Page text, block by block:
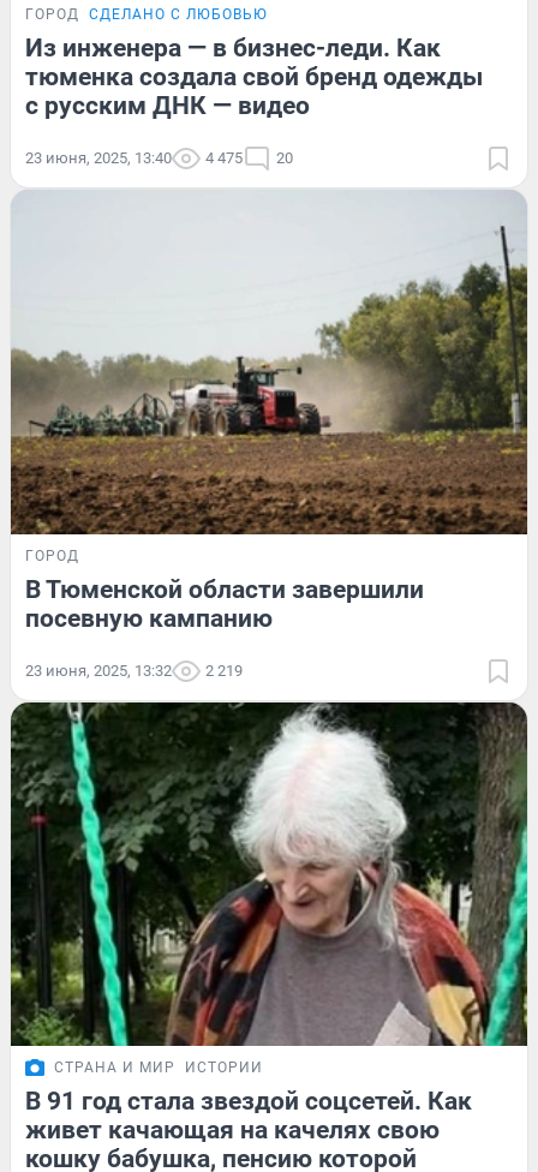
ГОРОД СДЕЛАНО С ЛЮБОВЬЮ
Из инженера — в бизнес-леди. Как
тюменка создала свой бренд одежды
с русским ДНК — видео
23 июня, 2025, 13:40 4 475 20
ГОРОД
В Тюменской области завершили
посевную кампанию
23 июня, 2025, 13:32 2 219
СТРАНА И МИР ИСТОРИИ
В 91 год стала звездой соцсетей. Как
живет качающая на качелях свою
кошку бабушка, пенсию которой